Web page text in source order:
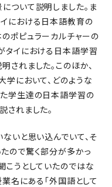
ついて説明しました。ま
における日本語教育の
ポピュラーカルチャーの
タイにおける日本語学習
されました。このほか、
学において、どのような
学生達の日本語学習の
されました。
いと思い込んでいて、そ
ので驚く部分が多かっ
こうとしていたのではな
業名にある「外国語として